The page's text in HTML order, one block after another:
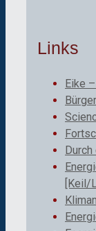
Links
Eike
[Keil/